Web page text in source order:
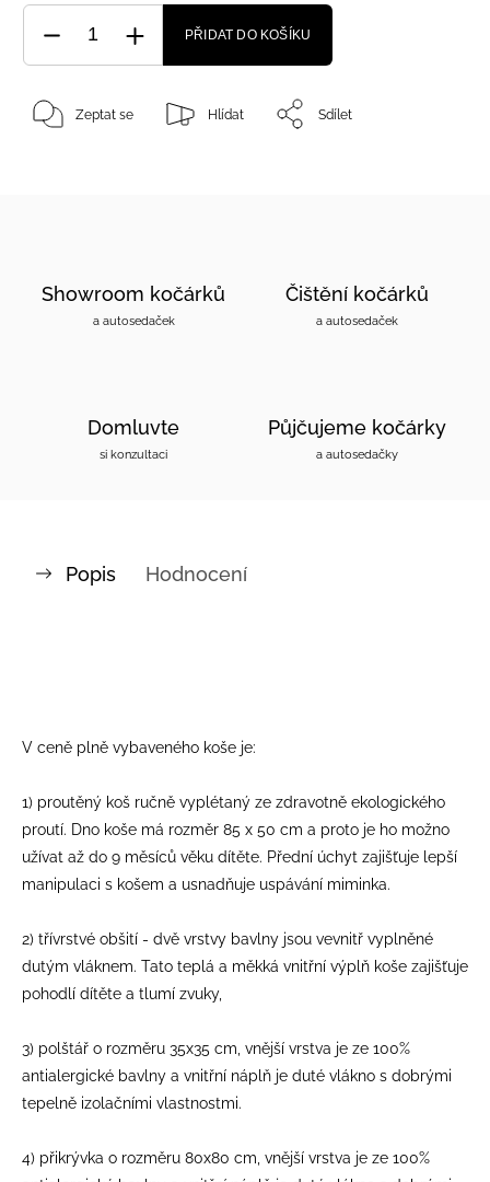
PŘIDAT DO KOŠÍKU
Zeptat se Hlídat Sdílet
Showroom kočárků
a autosedaček
Čištění kočárků
a autosedaček
Domluvte
si konzultaci
Půjčujeme kočárky
a autosedačky
Popis Hodnocení
V ceně plně vybaveného koše je:
1) proutěný koš ručně vyplétaný ze zdravotně ekologického
proutí. Dno koše má rozměr 85 x 50 cm a proto je ho možno
užívat až do 9 měsíců věku dítěte. Přední úchyt zajišťuje lepší
manipulaci s košem a usnadňuje uspávání miminka.
2) třívrstvé obšití - dvě vrstvy bavlny jsou vevnitř vyplněné
dutým vláknem. Tato teplá a měkká vnitřní výplň koše zajišťuje
pohodlí dítěte a tlumí zvuky,
3) polštář o rozměru 35x35 cm, vnější vrstva je ze 100%
antialergické bavlny a vnitřní náplň je duté vlákno s dobrými
tepelně izolačními vlastnostmi.
4) přikrývka o rozměru 80x80 cm, vnější vrstva je ze 100%